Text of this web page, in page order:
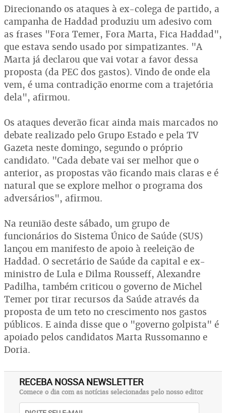
Direcionando os ataques à ex-colega de partido, a
campanha de Haddad produziu um adesivo com
as frases "Fora Temer, Fora Marta, Fica Haddad",
que estava sendo usado por simpatizantes. "A
Marta já declarou que vai votar a favor dessa
proposta (da PEC dos gastos). Vindo de onde ela
vem, é uma contradição enorme com a trajetória
dela", afirmou.
Os ataques deverão ficar ainda mais marcados no
debate realizado pelo Grupo Estado e pela TV
Gazeta neste domingo, segundo o próprio
candidato. "Cada debate vai ser melhor que o
anterior, as propostas vão ficando mais claras e é
natural que se explore melhor o programa dos
adversários", afirmou.
Na reunião deste sábado, um grupo de
funcionários do Sistema Único de Saúde (SUS)
lançou em manifesto de apoio à reeleição de
Haddad. O secretário de Saúde da capital e ex-
ministro de Lula e Dilma Rousseff, Alexandre
Padilha, também criticou o governo de Michel
Temer por tirar recursos da Saúde através da
proposta de um teto no crescimento nos gastos
públicos. E ainda disse que o "governo golpista" é
apoiado pelos candidatos Marta Russomanno e
Doria.
RECEBA NOSSA NEWSLETTER
Comece o dia com as notícias selecionadas pelo nosso editor